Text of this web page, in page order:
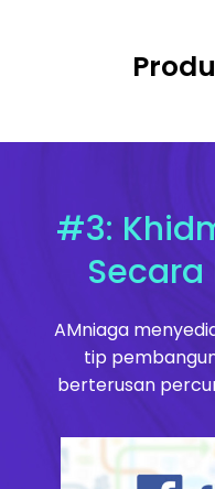
#3:
AMniaga
tip
berterusan